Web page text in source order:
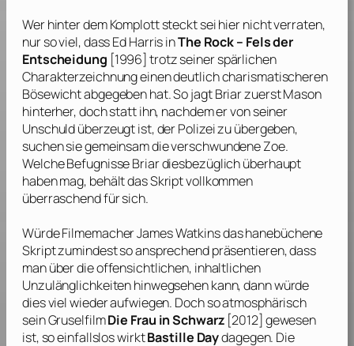
Wer hinter dem Komplott steckt sei hier nicht verraten,
nur so viel, dassEd HarrisinThe Rock – Fels der
Entscheidung [1996] trotz seiner spärlichen
Charakterzeichnung einen deutlich charismatischeren
Bösewicht abgegeben hat. So jagt Briar zuerst Mason
hinterher, doch statt ihn, nachdem er von seiner
Unschuld überzeugt ist, der Polizei zu übergeben,
suchen sie gemeinsam die verschwundene Zoe.
Welche Befugnisse Briar diesbezüglich überhaupt
haben mag, behält das Skript vollkommen
überraschend für sich.
Würde FilmemacherJames Watkinsdas hanebüchene
Skript zumindest so ansprechend präsentieren, dass
man über die offensichtlichen, inhaltlichen
Unzulänglichkeiten hinwegsehen kann, dann würde
dies viel wieder aufwiegen. Doch so atmosphärisch
sein GruselfilmDie Frau in Schwarz [2012] gewesen
ist, so einfallslos wirktBastille Daydagegen. Die